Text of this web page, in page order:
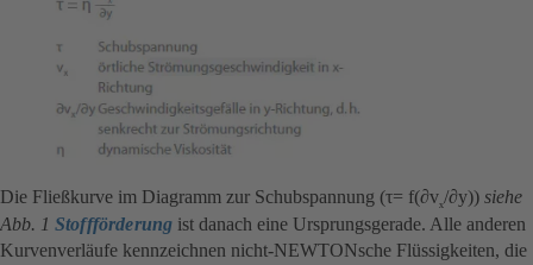
Die Fließkurve im Diagramm zur Schubspannung (τ= f(∂vx/∂y)) siehe
Abb. 1 Stoffförderung ist danach eine Ursprungsgerade. Alle anderen
Kurvenverläufe kennzeichnen nicht-NEWTONsche Flüssigkeiten, die